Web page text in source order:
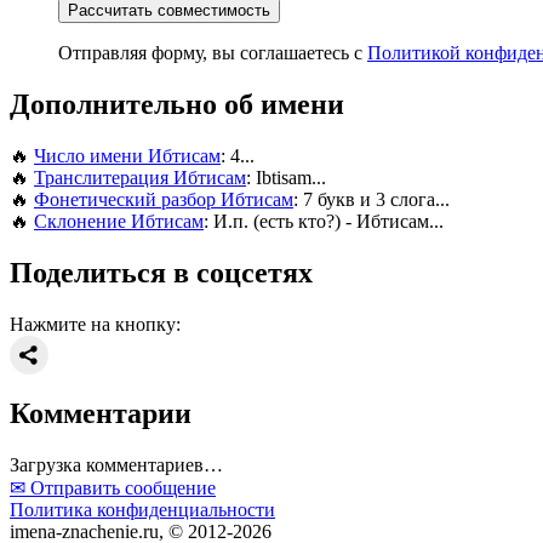
Рассчитать совместимость
Отправляя форму, вы соглашаетесь с Политикой
Дополнительно об имени
🔥 Число имени Ибтисам: 4...
🔥 Транслитерация Ибтисам: Ibtisam...
🔥 Фонетический разбор Ибтисам: 7 букв и 3 слога...
🔥 Склонение Ибтисам: И.п. (есть кто?) - Ибтисам...
Поделиться в соцсетях
Нажмите на кнопку:
Комментарии
Загрузка комментариев…
✉ Отправить сообщение
Политика конфиденциальности
imena-znachenie.ru, © 2012-2026